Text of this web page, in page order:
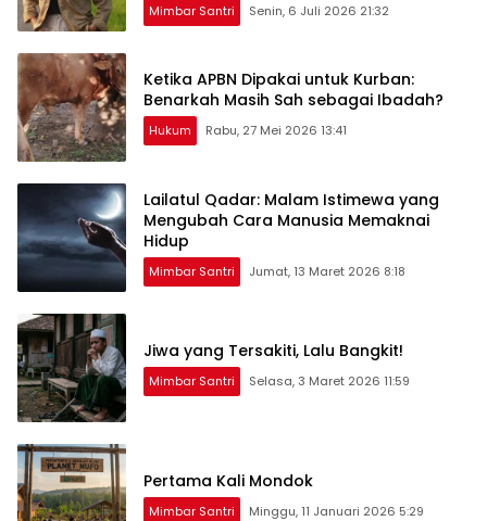
Mimbar Santri Senin, 6 Juli 2026 21:32
Ketika APBN Dipakai untuk Kurban:
Benarkah Masih Sah sebagai Ibadah?
Hukum Rabu, 27 Mei 2026 13:41
Lailatul Qadar: Malam Istimewa yang
Mengubah Cara Manusia Memaknai
Hidup
Mimbar Santri Jumat, 13 Maret 2026 8:18
Jiwa yang Tersakiti, Lalu Bangkit!
Mimbar Santri Selasa, 3 Maret 2026 11:59
Pertama Kali Mondok
Mimbar Santri Minggu, 11 Januari 2026 5:29